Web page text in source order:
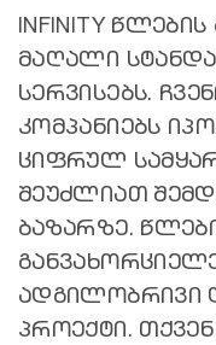
INFINITY
მაღალი
სერვისებს.
კომპანიებს
ციფრულ
შეუძლიათ
ბაზარზე.
ადგილობრივი
პროექტი.